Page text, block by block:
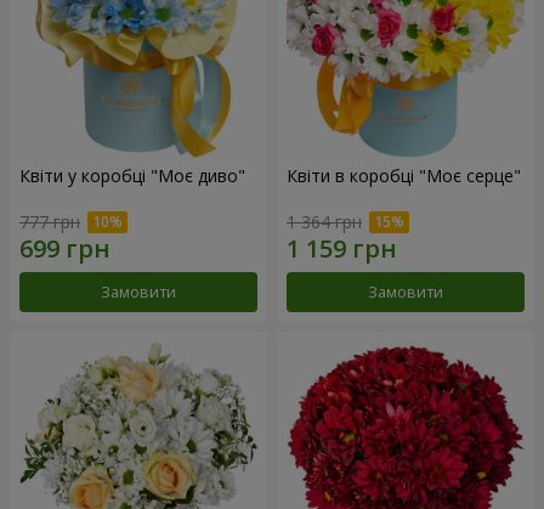
Квіти у коробці "Моє диво"
777 грн
Замовити
Квіти в коробці "Моє серце"
1 364 грн
Замовити